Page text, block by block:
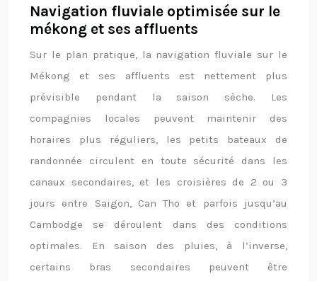
Navigation fluviale optimisée sur le
mékong et ses affluents
Sur le plan pratique, la navigation fluviale sur le
Mékong et ses affluents est nettement plus
prévisible pendant la saison sèche. Les
compagnies locales peuvent maintenir des
horaires plus réguliers, les petits bateaux de
randonnée circulent en toute sécurité dans les
canaux secondaires, et les croisières de 2 ou 3
jours entre Saigon, Can Tho et parfois jusqu’au
Cambodge se déroulent dans des conditions
optimales. En saison des pluies, à l’inverse,
certains bras secondaires peuvent être